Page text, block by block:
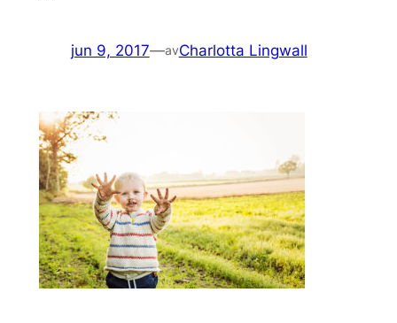
jun 9, 2017—avCharlotta Lingwall